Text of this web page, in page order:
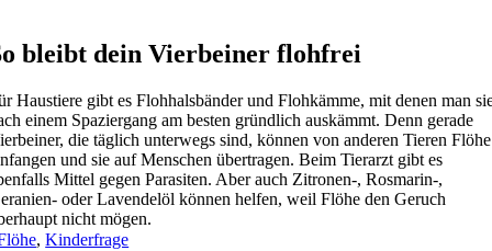
bleibt dein Vierbeiner flohfrei
Haustiere gibt es Flohhalsbänder und Flohkämme, mit denen man
einem Spaziergang am besten gründlich auskämmt. Denn gerade
die täglich unterwegs sind, können von anderen Tieren Flöhe
und sie auf Menschen übertragen. Beim Tierarzt gibt es
Mittel gegen Parasiten. Aber auch Zitronen-, Rosmarin-,
oder Lavendelöl können helfen, weil Flöhe den Geruch
nicht mögen.
,Kinderfrage